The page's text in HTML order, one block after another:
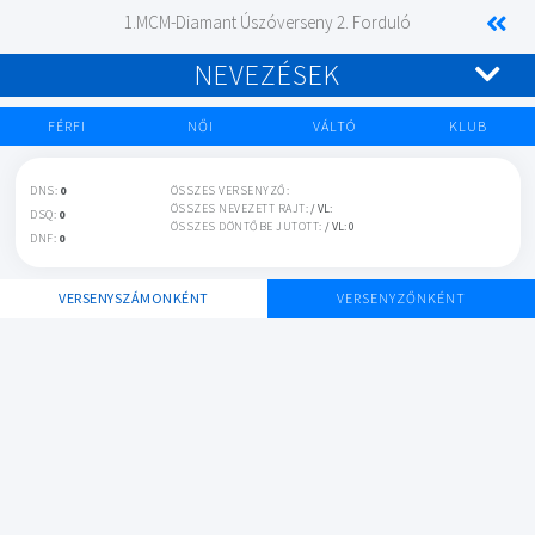
1.MCM-Diamant Úszóverseny 2. Forduló
NEVEZÉSEK
FÉRFI NŐI VÁLTÓ KLUB
DNS: 0
DSQ: 0
DNF: 0
ÖSSZES VERSENYZŐ:
ÖSSZES NEVEZETT RAJT:/ VL:
ÖSSZES DÖNTŐBE JUTOTT: / VL: 0
VERSENYSZÁMONKÉNT VERSENYZŐNKÉNT